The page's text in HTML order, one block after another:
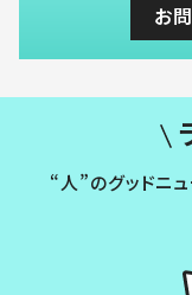
お
“人”のグッドニ